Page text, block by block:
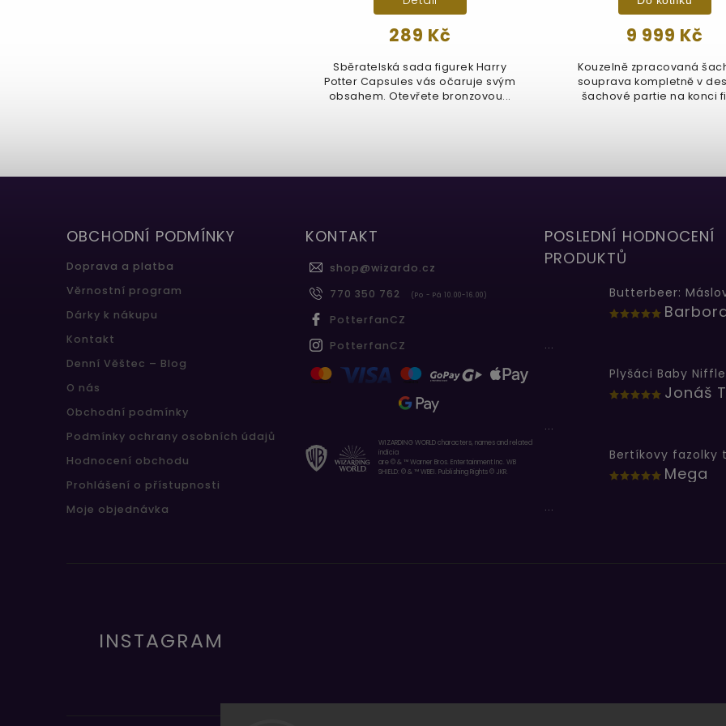
289 Kč
Sběratelská sada figurek Harry
Potter Capsules vás očaruje svým
obsahem. Otevřete bronzovou...
9 999 Kč
Kouzelně zpracovaná
souprava kompletně v
šachové partie na konci
OBCHODNÍ PODMÍNKY
Doprava a platba
Věrnostní program
Dárky k nákupu
Kontakt
Denní Věštec – Blog
O nás
Obchodní podmínky
Podmínky ochrany osobních údajů
Hodnocení obchodu
Prohlášení o přístupnosti
Moje objednávka
KONTAKT
shop@wizardo.cz
770 350 762
(Po - Pá 10.00-16.00)
PotterfanCZ
PotterfanCZ
WIZARDING WORLD characters, names and related
indicia
are © & ™ Warner Bros. Entertainment Inc. WB
SHIELD: © & ™ WBEI. Publishing Rights © JKR.
POSLEDNÍ HODNOCENÍ
PRODUKTŮ
...
Plyšáci Baby
Jonáš
...
Mega
...
INSTAGRAM